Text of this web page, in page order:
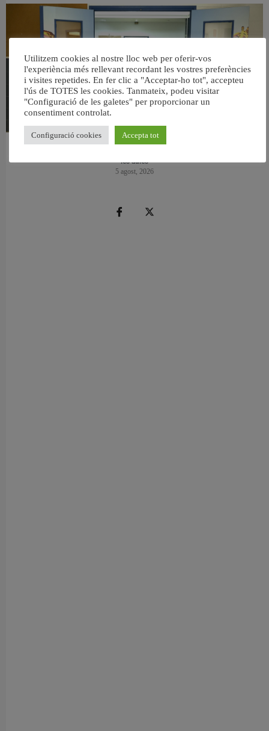
les aules
5 agost, 2026
Utilitzem cookies al nostre lloc web per oferir-vos
l'experiència més rellevant recordant les vostres preferències
i visites repetides. En fer clic a "Acceptar-ho tot", accepteu
l'ús de TOTES les cookies. Tanmateix, podeu visitar
"Configuració de les galetes" per proporcionar un
consentiment controlat.
Configuració cookies Accepta tot